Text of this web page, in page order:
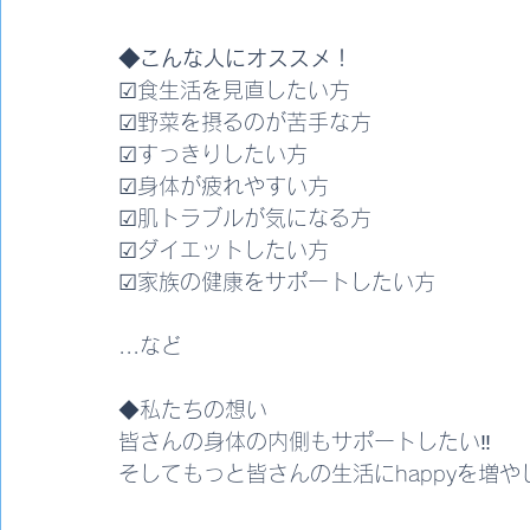
◆こんな人にオススメ！
☑︎食生活を見直したい方
☑︎野菜を摂るのが苦手な方
☑︎すっきりしたい方
☑︎身体が疲れやすい方
☑︎肌トラブルが気になる方
☑︎ダイエットしたい方
☑︎家族の健康をサポートしたい方
...など
◆私たちの想い
皆さんの身体の内側もサポートしたい‼
そしてもっと皆さんの生活にhappyを増や